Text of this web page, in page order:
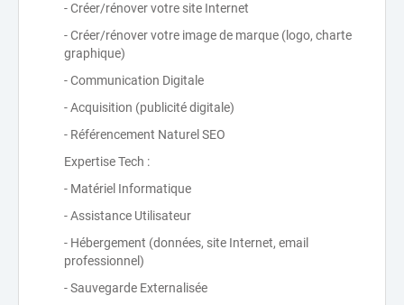
- Créer/rénover votre site Internet
- Créer/rénover votre image de marque (logo, charte
graphique)
- Communication Digitale
- Acquisition (publicité digitale)
- Référencement Naturel SEO
Expertise Tech :
- Matériel Informatique
- Assistance Utilisateur
- Hébergement (données, site Internet, email
professionnel)
- Sauvegarde Externalisée